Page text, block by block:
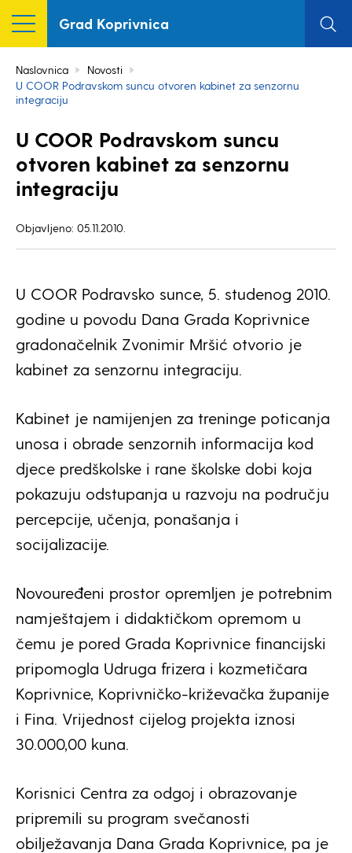
Grad Koprivnica
Naslovnica
Novosti
U COOR Podravskom suncu otvoren kabinet za senzornu
integraciju
U COOR Podravskom suncu
otvoren kabinet za senzornu
integraciju
Objavljeno: 05.11.2010.
U COOR Podravsko sunce, 5. studenog 2010.
godine u povodu Dana Grada Koprivnice
gradonačelnik Zvonimir Mršić otvorio je
kabinet za senzornu integraciju.
Kabinet je namijenjen za treninge poticanja
unosa i obrade senzornih informacija kod
djece predškolske i rane školske dobi koja
pokazuju odstupanja u razvoju na području
percepcije, učenja, ponašanja i
socijalizacije.
Novouređeni prostor opremljen je potrebnim
namještajem i didaktičkom opremom u
čemu je pored Grada Koprivnice financijski
pripomogla Udruga frizera i kozmetičara
Koprivnice, Koprivničko-križevačka županije
i Fina. Vrijednost cijelog projekta iznosi
30.000,00 kuna.
Korisnici Centra za odgoj i obrazovanje
pripremili su program svečanosti
obilježavanja Dana Grada Koprivnice, pa je